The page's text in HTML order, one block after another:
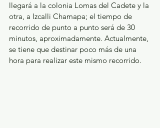
llegará a la colonia Lomas del Cadete y la
otra, a Izcalli Chamapa; el tiempo de
recorrido de punto a punto será de 30
minutos, aproximadamente. Actualmente,
se tiene que destinar poco más de una
hora para realizar este mismo recorrido.